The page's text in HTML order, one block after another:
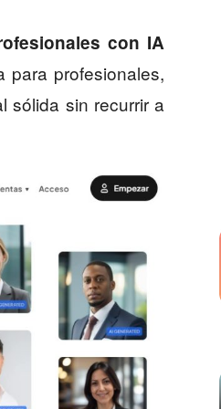
con IA
para profesionales,
sólida sin recurrir a